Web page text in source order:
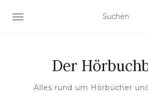
NAVIGATION UMSCHALTEN
Der
Alles rund um Hörbücher